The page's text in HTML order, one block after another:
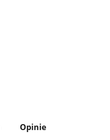
Opinie